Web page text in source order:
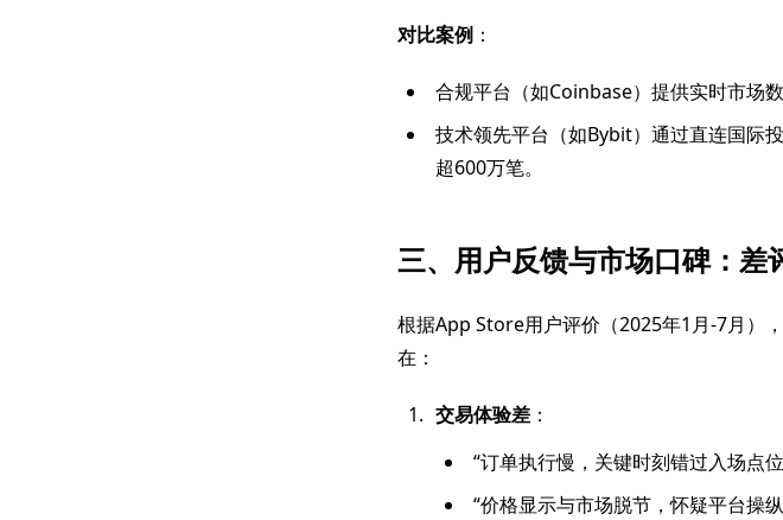
对比案例：
合规平台（如Coinbase）提供实时市场
技术领先平台（如Bybit）通过直连国际
超600万笔。
三、用户反馈与市场口碑：差
根据App Store用户评价（2025年1月-7月）
在：
交易体验差：
“订单执行慢，关键时刻错过入场点
“价格显示与市场脱节，怀疑平台操